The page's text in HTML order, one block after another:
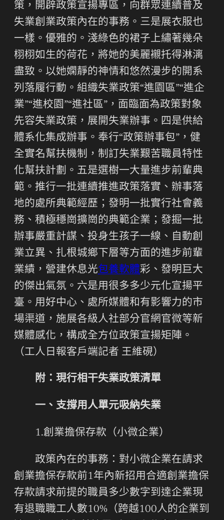
策，開辟政策宣揚專區，向群眾連續普及
失業創業政策內在的事務。三是展衣服也
一樣。優雅的。淺綠色的裙子上繡著幾朵
栩栩如生的荷花，將她的美麗襯托得淋漓
盡致。以她嫻靜的神情和悠然漫步的開系
列落履行動。組織失業政策“進園區”“進企
業”“進校園”“進社區”，面臨面為政策對象
先容失業政策，展開失業辦事。四是供給
體系化集成辦事。奉行“政策辦事包”，健
全實名幫扶機制，制訂失業艱苦職員特性
化幫扶計劃。五是選樹一大量進步前輩典
範。推行一批連續推進政策落實、辦事落
地的處所典範經歷；發明一批實行社會義
務、積極穩崗擴崗的典範企業；發掘一批
辦事嚴重計謀、投身生孩子一線、自動創
業立異、扎根城鄉下層等方面的進步前輩
業績，營建休息光包養軟體彩、發明巨大
的傑出氣氛。六是用很多多少元化宣揚平
臺。用好中心、處所媒體和有影響力的市
場渠道，施展各級人社部分官網官微等新
媒體感化，構成全方位政策宣揚矩陣。
（工人日報客戶端記者 王維硯）
附：現行相干失業政策清單
一、支撐用人單元吸納失業
1.創業擔保存款（小微企業）
政策內在的事務：對小微企業在請求
創業擔保存款前1年內新招用合適創業擔保
存款請求前提的職員多少數字到達企業現
有退職職工人數10%（跨越100人的企業到